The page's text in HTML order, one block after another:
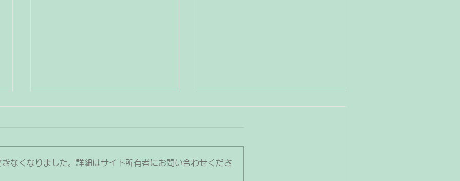
なくなりました。詳細はサイト所有者にお問い合わせくださ